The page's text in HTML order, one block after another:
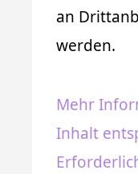
an
werden.
Mehr
Inhalt